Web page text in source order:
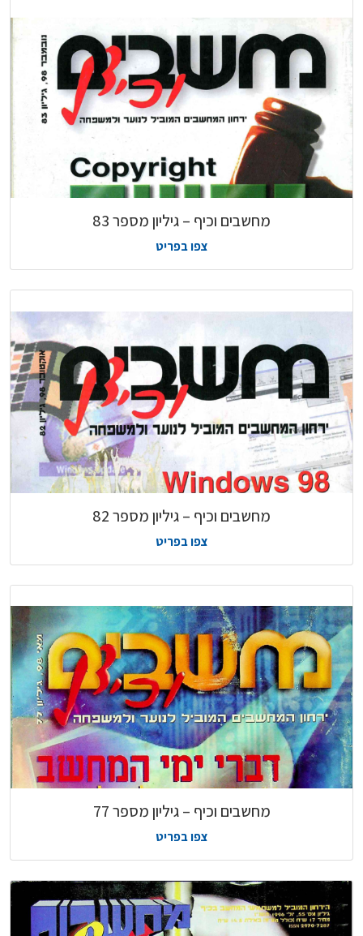
מחשבים וכיף – גיליון מספר 83
צפו בפריט
מחשבים וכיף – גיליון מספר 82
צפו בפריט
מחשבים וכיף – גיליון מספר 77
צפו בפריט